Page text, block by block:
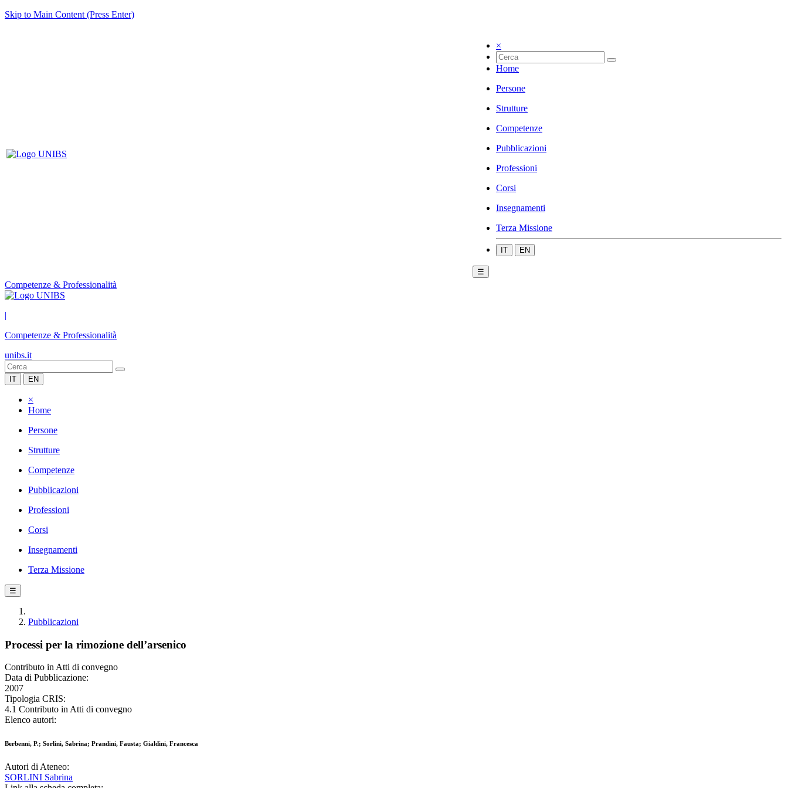
Skip to Main Content (Press Enter)
×
Home
Persone
Strutture
Competenze
Pubblicazioni
Professioni
Corsi
Insegnamenti
Terza Missione
IT EN
☰
Competenze & Professionalità
|
Competenze & Professionalità
unibs.it
IT EN
×
Home
Persone
Strutture
Competenze
Pubblicazioni
Professioni
Corsi
Insegnamenti
Terza Missione
☰
Pubblicazioni
Processi per la rimozione dell’arsenico
Contributo in Atti di convegno
Data di Pubblicazione:
2007
Tipologia CRIS:
4.1 Contributo in Atti di convegno
Elenco autori:
Berbenni, P.; Sorlini, Sabrina; Prandini, Fausta; Gialdini, Francesca
Autori di Ateneo:
SORLINI Sabrina